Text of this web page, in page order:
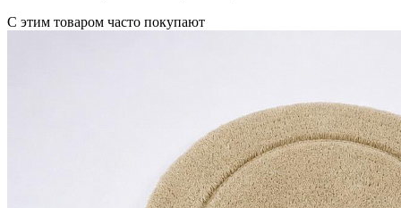
С этим товаром часто покупают